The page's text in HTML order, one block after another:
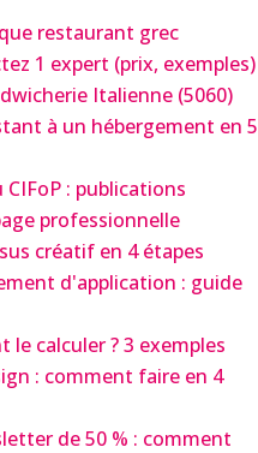
restaurant grec
1 expert (prix, exemples)
Italienne (5060)
à un hébergement en 5
: publications
professionnelle
créatif en 4 étapes
d'application : guide
le calculer ? 3 exemples
: comment faire en 4
de 50 % : comment